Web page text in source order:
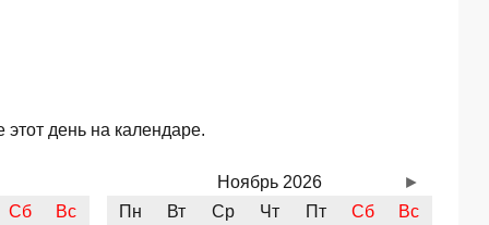
день на календаре.
Сб
Вс
Ноябрь 2026
Пн
Вт Ср Чт Пт Сб
Вс
►